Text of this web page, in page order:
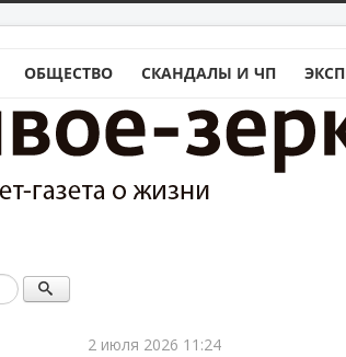
ОБЩЕСТВО СКАНДАЛЫ И ЧП
2 июля 2026 11:24